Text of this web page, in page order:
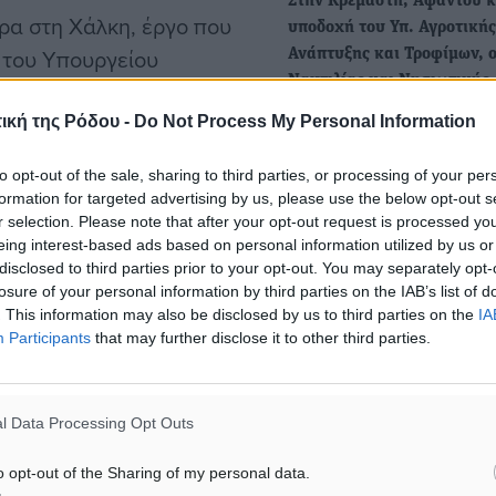
της Ρόδου - Do Not Process My Personal Information
opt-out of the sale, sharing to third parties, or processing of your
for targeted advertising by us, please use the below opt-out
selection. Please note that after your opt-out request is processed
interest-based ads based on personal information utilized by us
to third parties prior to your opt-out. You may separately
of your personal information by third parties on the IAB’s list of
This information may also be disclosed by us to third parties on the
Participants that may further disclose it to other third parties.
Data Processing Opt Outs
opt-out of the Sharing of my personal data.
στη Χάλκη, έργο που
Υπουργείου
εξέδρα μπορεί να
εγκατεστημένες
τουρισμού, ο
δυναμική ανάπτυξη
επίσης τις
Lamar, όπου
και τις προοπτικές
υποδοχή του Υπ. Αγροτικής
Ανάπτυξης και Τροφίμων,
Ναυτιλίας και
Ο Υφυπουργός Ναυτιλίας και
Παππάς παρευρέθηκε στον
αγιασμό…
Ολοκληρώθηκε η διατοπική
συνεργασία «Οργάνωση
Προβολή του
πλαίσιο του προγράμματος
εκδήλωση παρουσίασης
αποτελεσμάτων της…